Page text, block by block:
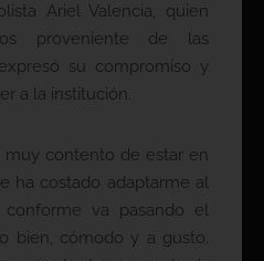
Ariel Valencia, quien
proveniente de las
su compromiso y
a la institución.
muy contento de estar en
ha costado adaptarme al
va pasando el
bien, cómodo y a gusto.